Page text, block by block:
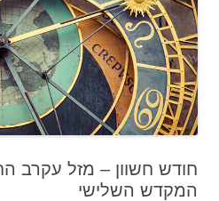
חודש חשוון – מזל עקרב
המקדש השלישי